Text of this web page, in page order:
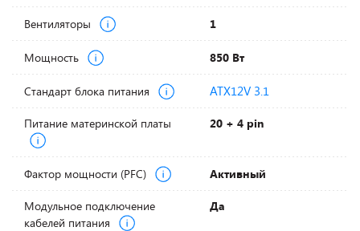
Вентиляторы 1
Мощность 850 Вт
Стандарт блока питания ATX12V 3.1
Питание материнской платы 20 + 4 pin
Фактор мощности (PFC) Активный
Модульное подключение
кабелей питания
Да